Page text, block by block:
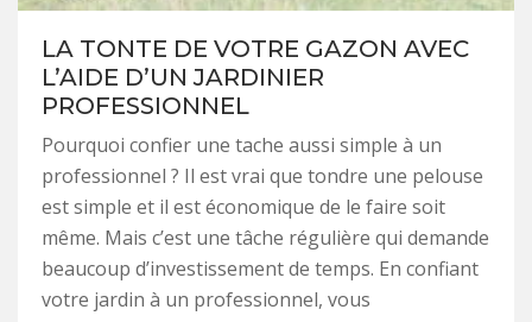
LA TONTE DE VOTRE GAZON AVEC
L’AIDE D’UN JARDINIER
PROFESSIONNEL
Pourquoi confier une tache aussi simple à un
professionnel ? Il est vrai que tondre une pelouse
est simple et il est économique de le faire soit
même. Mais c’est une tâche régulière qui demande
beaucoup d’investissement de temps. En confiant
votre jardin à un professionnel, vous